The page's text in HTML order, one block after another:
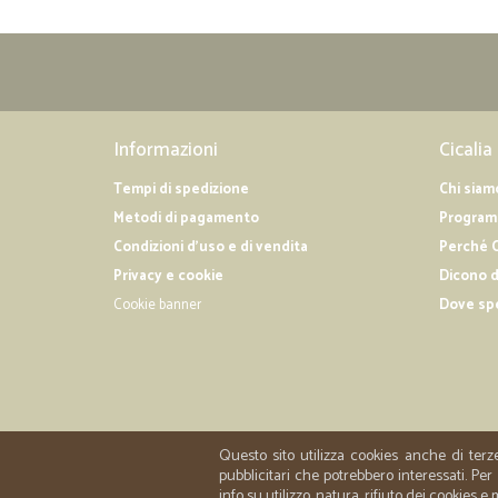
Informazioni
Tempi di spedizione
Metodi di pagamento
Condizioni d'uso e di vendita
Privacy e cookie
Cookie banner
Cicalia
Chi
Perché
Dicono
Dove
Questo sito utilizza cookies anche di
pubblicitari che potrebbero interessati.